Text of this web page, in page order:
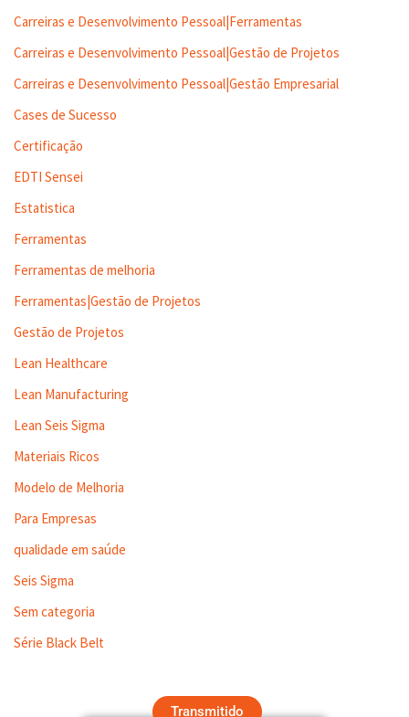
Carreiras e Desenvolvimento Pessoal|Ferramentas
Carreiras e Desenvolvimento Pessoal|Gestão de Projetos
Carreiras e Desenvolvimento Pessoal|Gestão Empresarial
Cases de Sucesso
Certificação
EDTI Sensei
Estatistica
Ferramentas
Ferramentas de melhoria
Ferramentas|Gestão de Projetos
Gestão de Projetos
Lean Healthcare
Lean Manufacturing
Lean Seis Sigma
Materiais Ricos
Modelo de Melhoria
Para Empresas
qualidade em saúde
Seis Sigma
Sem categoria
Série Black Belt
Transmitido